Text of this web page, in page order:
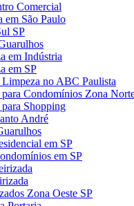
Comercial
em São Paulo
SP
em Indústria
em SP
no ABC Paulista
Condomínios Zona
Shopping
André
em SP
em SP
Zona Oeste SP